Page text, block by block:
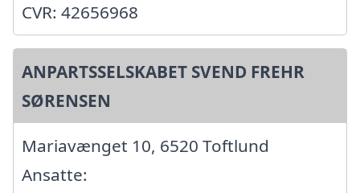
CVR: 42656968
ANPARTSSELSKABET SVEND FREHR
SØRENSEN
Mariavænget 10, 6520 Toftlund
Ansatte: